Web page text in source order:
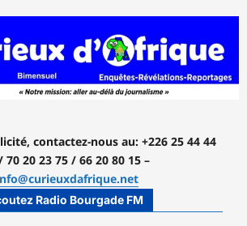
contactez-nous au: +226 25 44 44
70 20 23 75 / 66 20 80 15 –
Radio Bourgade FM